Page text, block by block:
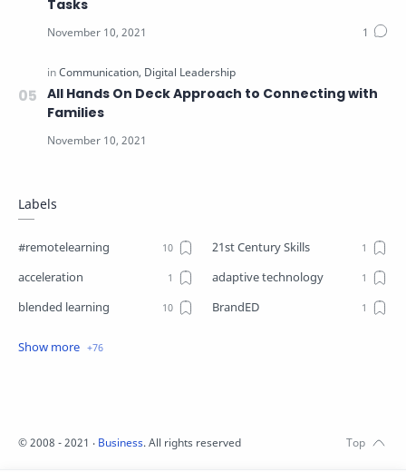
Tasks
All Hands On Deck Approach to Connecting with
Families
Labels
#remotelearning
21st Century Skills
acceleration
adaptive technology
blended learning
BrandED
©2008 - 2021 ‧ Business. All rights reserved